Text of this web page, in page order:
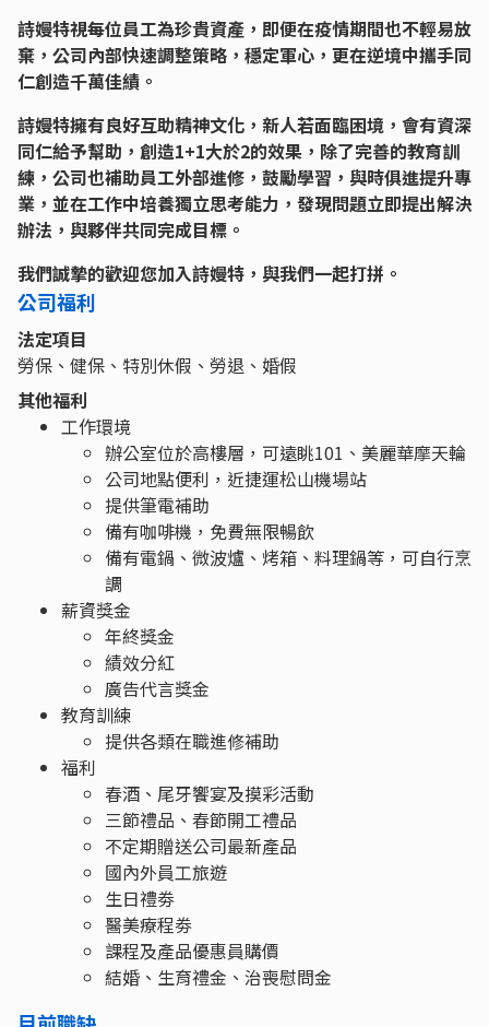
詩嫚特視每位員工為珍貴資產，即便在疫情期間也不輕易放
棄，公司內部快速調整策略，穩定軍心，更在逆境中攜手同
仁創造千萬佳績。
詩嫚特擁有良好互助精神文化，新人若面臨困境，會有資深
同仁給予幫助，創造1+1大於2的效果，除了完善的教育訓
練，公司也補助員工外部進修，鼓勵學習，與時俱進提升專
業，並在工作中培養獨立思考能力，發現問題立即提出解決
辦法，與夥伴共同完成目標。
我們誠摯的歡迎您加入詩嫚特，與我們一起打拼。
公司福利
法定項目
勞保、健保、特別休假、勞退、婚假
其他福利
工作環境
辦公室位於高樓層，可遠眺101、美麗華摩天輪
公司地點便利，近捷運松山機場站
提供筆電補助
備有咖啡機，免費無限暢飲
備有電鍋、微波爐、烤箱、料理鍋等，可自行烹
調
薪資獎金
年終獎金
績效分紅
廣告代言獎金
教育訓練
提供各類在職進修補助
福利
春酒、尾牙饗宴及摸彩活動
三節禮品、春節開工禮品
不定期贈送公司最新產品
國內外員工旅遊
生日禮劵
醫美療程劵
課程及產品優惠員購價
結婚、生育禮金、治喪慰問金